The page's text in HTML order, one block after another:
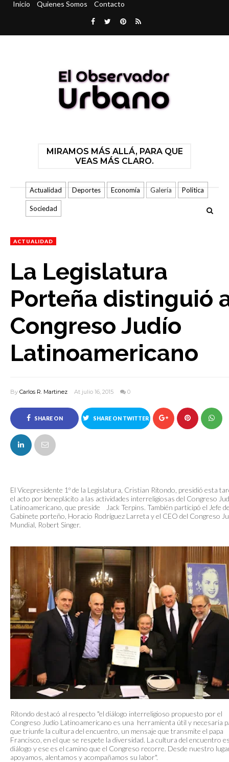
Inicio Quienes Somos Contacto
MIRAMOS MÁS ALLÁ, PARA QUE
VEAS MÁS CLARO.
Actualidad Deportes Economía Galería Politica
Sociedad
ACTUALIDAD
La Legislatura
Porteña distinguió
Congreso Judío
Latinoamericano
By Carlos R. Martinez At julio 16, 2015 0
SHARE ON
FACEBOOK
SHARE ON TWITTER
El Vicepresidente 1º de la Legislatura, Cristian Ritondo, presidió esta
el acto por beneplácito a las actividades interreligiosas del Congreso
Latinoamericano, que preside Jack Terpins. También participó el Jefe
Gabinete porteño, Horacio Rodríguez Larreta y el CEO del Congreso
Mundial, Robert Singer.
Ritondo destacó al respecto "el diálogo interreligioso propuesto por el
Congreso Judío Latinoamericano es una herramienta útil y necesaria
que triunfe la cultura del encuentro, un mensaje que transmite el papa
Francisco, en el que se respete la diversidad. La cultura del encuentro
diálogo y ese es el camino que el Congreso recorre. Desde nuestro
apoyamos, alentamos y acompañamos su labor".